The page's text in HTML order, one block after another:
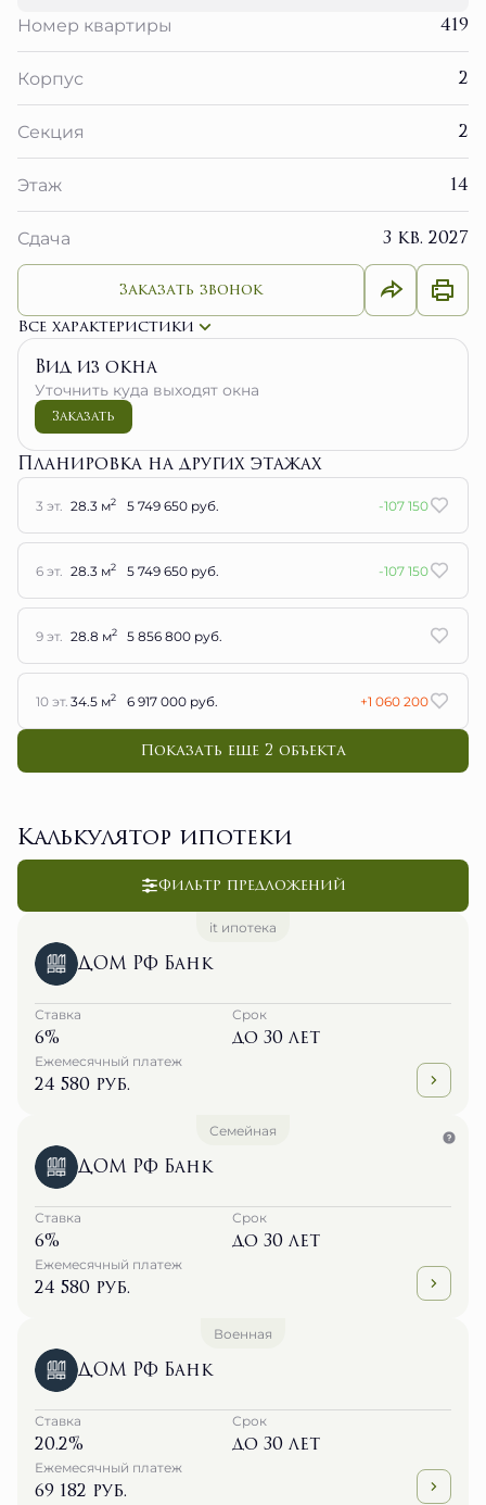
Номер квартиры
419
Корпус 2
Секция 2
Этаж 14
Сдача 3 кв. 2027
Заказать звонок
Все характеристики
Вид из окна
Уточнить куда выходят окна
Заказать
Планировка на других этажах
3 эт. 28.3 м2 5 749 650 руб. -107 150
6 эт. 28.3 м2 5 749 650 руб. -107 150
9 эт. 28.8 м2 5 856 800 руб.
10 эт. 34.5 м2 6 917 000 руб. +1 060 200
Показать еще 2 объектa
Калькулятор ипотеки
Фильтр предложений
it ипотека
ДОМ РФ Банк
Ставка
6%
Срок
до 30 лет
Ежемесячный платеж
24 580 руб.
Семейная
ДОМ РФ Банк
Ставка
6%
Срок
до 30 лет
Ежемесячный платеж
24 580 руб.
Военная
ДОМ РФ Банк
Ставка
20.2%
Срок
до 30 лет
Ежемесячный платеж
69 182 руб.